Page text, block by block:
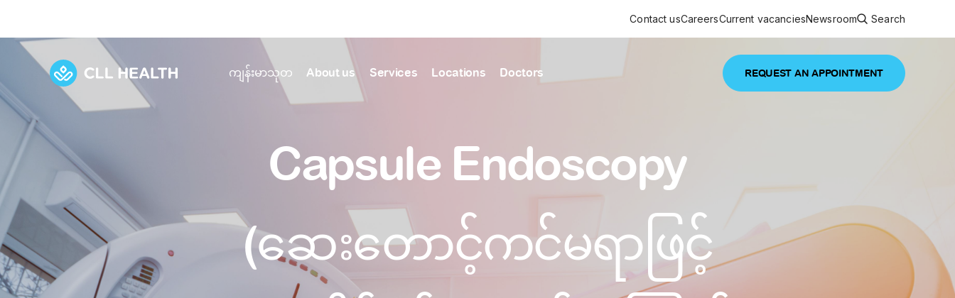
ကျန်းမာသုတ
Emergencies
Diseases and Conditions
Symptoms
A B D F H I J
K
Or search by keyword
About us
Discover our commitment to transforming healthcare
Our history
Careers
News & Announcements
Services
Comprehensive care for your health and well-being
Primary care Developmental screening
Immunisation Diagnostics
Our featured services
Trusted care for every stage of life
Primary care
Comprehensive and continuing health care from prenatal
to elderly stages, coordinating with specialists as
needed
Locations
Comprehensive care for your health and well-being
Our polyclinics
Quality primary and specialty care near you
Our clinics
Our clinics
Dedicated to providing comprehensive interdisciplinary
Shin Saw Pu Clinic
A Top-Tier Primary Care Facility Inaugurated in Yangon for
Local and Expatriate Families
Doctors REQUEST AN APPOINTMENT
Contact usCareersCurrent vacanciesNewsroom Search
Capsule Endoscopy
(ဆေးတောင့်ကင်မရာဖြင့်